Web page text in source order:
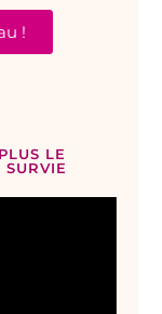
!
LE
SURVIE